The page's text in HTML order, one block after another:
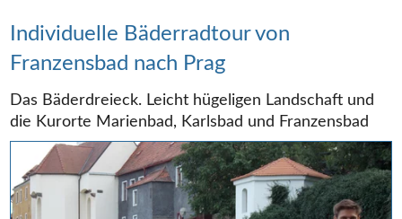
Individuelle Bäderradtour von
Franzensbad nach Prag
Das Bäderdreieck. Leicht hügeligen Landschaft und
die Kurorte Marienbad, Karlsbad und Franzensbad